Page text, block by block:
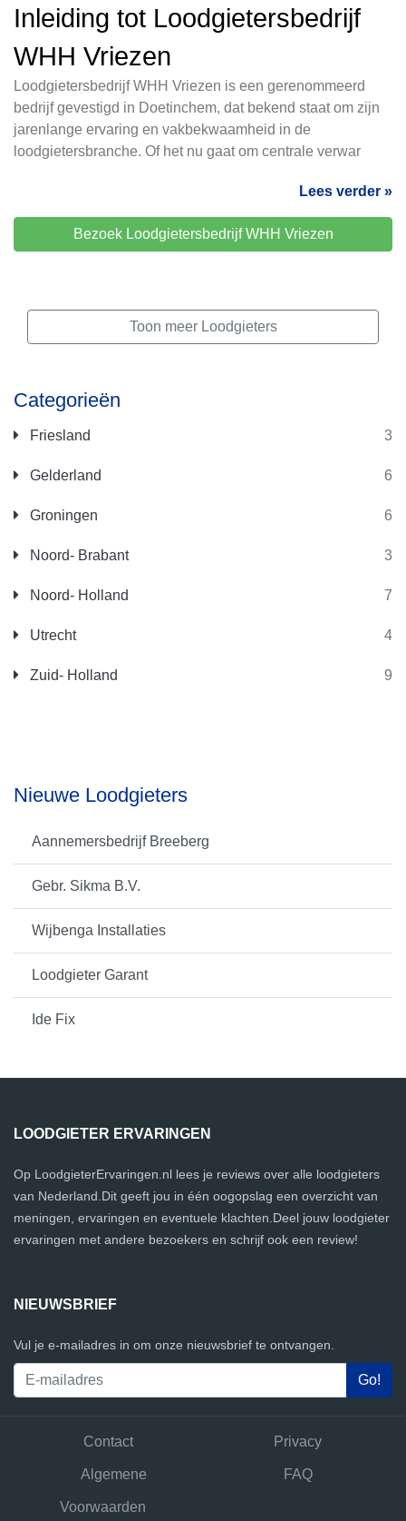
Categorieën
Friesland 3
Gelderland 6
Groningen 6
Noord- Brabant 3
Noord- Holland 7
Utrecht 4
Zuid- Holland 9
Nieuwe Loodgieters
Aannemersbedrijf Breeberg
Gebr. Sikma B.V.
Wijbenga Installaties
Loodgieter Garant
Ide Fix
Inleiding tot Loodgietersbedrijf
WHH Vriezen
Loodgietersbedrijf WHH Vriezen is een gerenommeerd
bedrijf gevestigd in Doetinchem, dat bekend staat om zijn
jarenlange ervaring en vakbekwaamheid in de
loodgietersbranche. Of het nu gaat om centrale verwar
Lees verder »
Bezoek Loodgietersbedrijf WHH Vriezen
Toon meer Loodgieters
LOODGIETER ERVARINGEN
Op LoodgieterErvaringen.nl lees je reviews over alle loodgieters
van Nederland.Dit geeft jou in één oogopslag een overzicht van
meningen, ervaringen en eventuele klachten.Deel jouw loodgieter
ervaringen met andere bezoekers en schrijf ook een review!
NIEUWSBRIEF
Vul je e-mailadres in om onze nieuwsbrief te ontvangen.
Contact Privacy
Algemene
Voorwaarden
FAQ